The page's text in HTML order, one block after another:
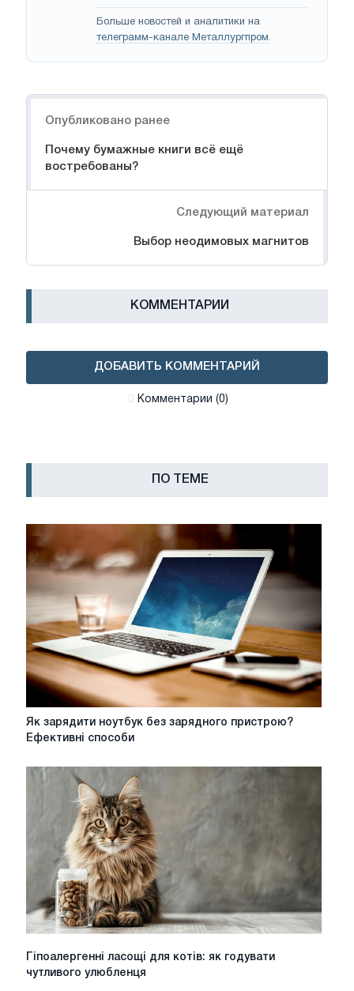
Больше новостей и аналитики на
телеграмм-канале Металлургпром.
Опубликовано ранее
Почему бумажные книги всё ещё
востребованы?
Следующий материал
Выбор неодимовых магнитов
КОММЕНТАРИИ
ДОБАВИТЬ КОММЕНТАРИЙ
Комментарии (0)
ПО ТЕМЕ
Як
зарядити
без
зарядного
пристрою?
Ефективні
способи
Як зарядити ноутбук без зарядного пристрою?
Ефективні способи
Гіпоалергенні
Гіпоалергенні ласощі для котів: як годувати
чутливого улюбленця